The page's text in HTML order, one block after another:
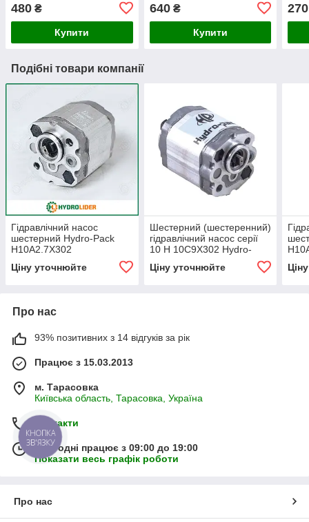
480 ₴
Купити
640₴
Купити
270
Подібні товари компанії
Гідравлічний насос
шестерний Hydro-Pack
H10A2.7X302
Ціну уточнюйте
Шестерний (шестеренний)
гідравлічний насос серії
10 H 10C9X302 Hydro-
Ціну уточнюйте
Про нас
93% позитивних з 14 відгуків за рік
Працює з 15.03.2013
м. Тарасовка
Київська область, Тарасовка, Україна
Контакти
Сьогодні працює з 09:00 до 19:00
Показати весь графік роботи
Про нас
КНОПКА
ЗВ'ЯЗКУ